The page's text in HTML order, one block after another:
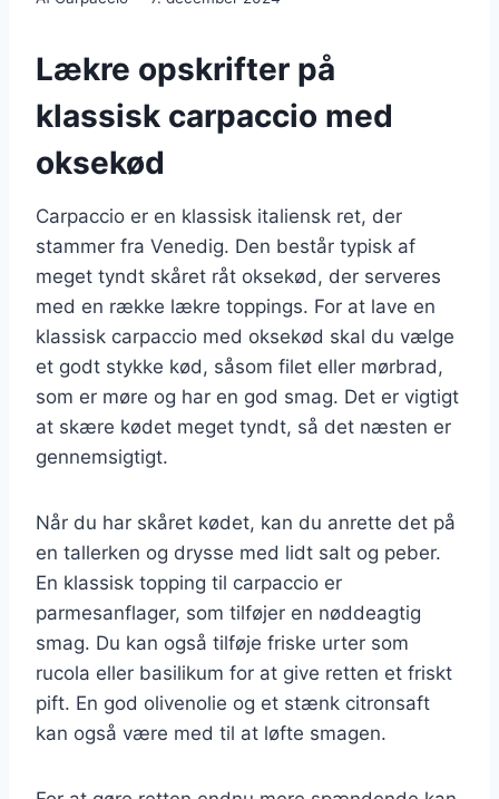
Lækre opskrifter på
klassisk carpaccio med
oksekød
Carpaccio er en klassisk italiensk ret, der
stammer fra Venedig. Den består typisk af
meget tyndt skåret råt oksekød, der serveres
med en række lækre toppings. For at lave en
klassisk carpaccio med oksekød skal du vælge
et godt stykke kød, såsom filet eller mørbrad,
som er møre og har en god smag. Det er vigtigt
at skære kødet meget tyndt, så det næsten er
gennemsigtigt.
Når du har skåret kødet, kan du anrette det på
en tallerken og drysse med lidt salt og peber.
En klassisk topping til carpaccio er
parmesanflager, som tilføjer en nøddeagtig
smag. Du kan også tilføje friske urter som
rucola eller basilikum for at give retten et friskt
pift. En god olivenolie og et stænk citronsaft
kan også være med til at løfte smagen.